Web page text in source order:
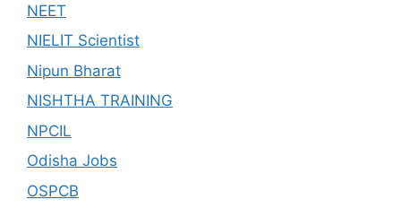
NEET
NIELIT Scientist
Nipun Bharat
NISHTHA TRAINING
NPCIL
Odisha Jobs
OSPCB